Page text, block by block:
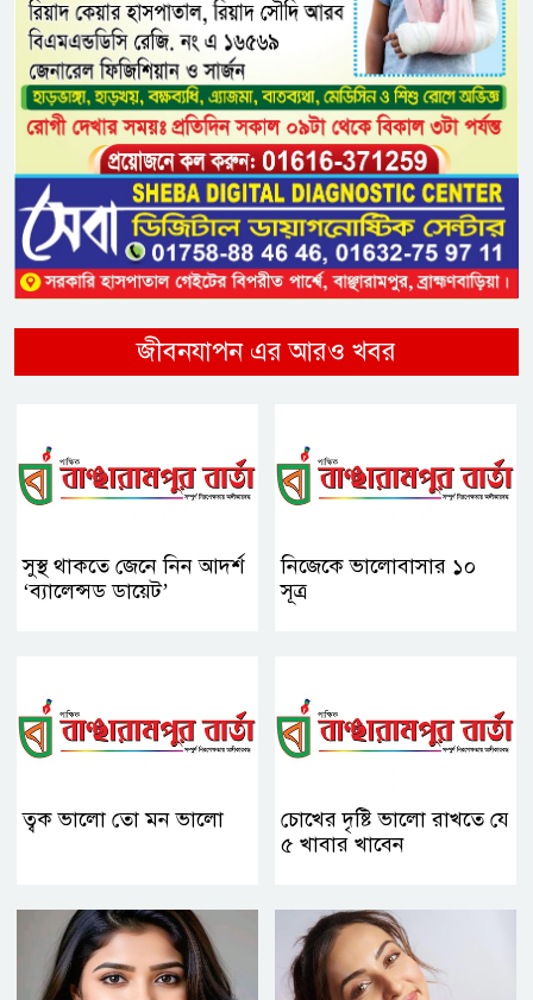
জীবনযাপন এর আরও খবর
সুস্থ থাকতে জেনে নিন আদর্শ
‘ব্যালেন্সড ডায়েট’
নিজেকে ভালোবাসার ১০
সূত্র
ত্বক ভালো তো মন ভালো
চোখের দৃষ্টি ভালো রাখতে যে
৫ খাবার খাবেন